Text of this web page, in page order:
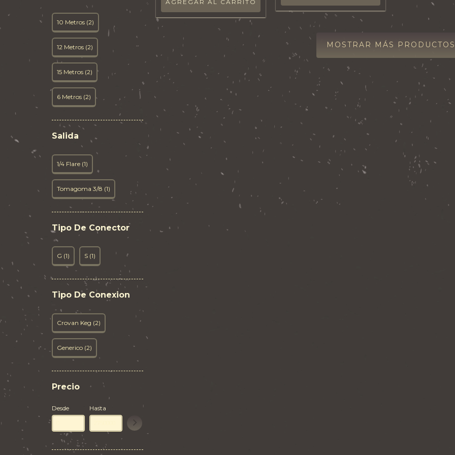
10 Metros (2)
12 Metros (2)
15 Metros (2)
6 Metros (2)
Salida
1/4 Flare (1)
Tomagoma 3/8 (1)
Tipo De Conector
G (1) S (1)
Tipo De Conexion
Crovan Keg (2)
Generico (2)
Precio
Desde Hasta
AGREGAR AL CARRITO
MOSTRAR MÁS PRODUCTOS